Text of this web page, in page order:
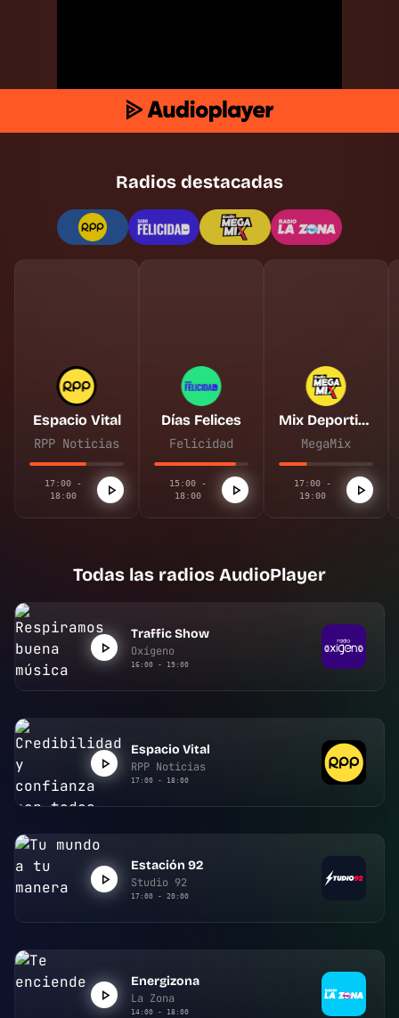
Radios destacadas
Espacio Vital
RPP Noticias
17:00 -
18:00
Días Felices
Felicidad
15:00 -
18:00
Mix Deportivo
MegaMix
17:00 -
19:00
Todas las radios AudioPlayer
Traffic Show
Oxígeno
16:00 - 19:00
Espacio Vital
RPP Noticias
17:00 - 18:00
Estación 92
Studio 92
17:00 - 20:00
Energizona
La Zona
14:00 - 18:00